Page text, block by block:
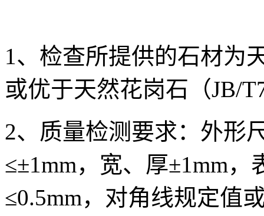
1、检查所提供的石材为
或优于天然花岗石（JB/
2、质量检测要求：外形
≤±1mm，宽、厚±1mm
≤0.5mm，对角线规定值